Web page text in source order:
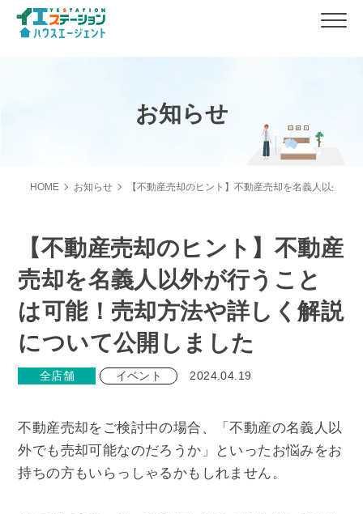
お知らせ
HOME お知らせ 【不動産売却のヒント】不動産売却を名義人以外が
【不動産売却のヒント】不動産
売却を名義人以外が行うこと
は可能！売却方法や詳しく解説
について公開しました
全店舗 イベント 2024.04.19
不動産売却をご検討中の場合、「不動産の名義人以
外でも売却可能なのだろうか」といったお悩みをお
持ちの方もいらっしゃるかもしれません。